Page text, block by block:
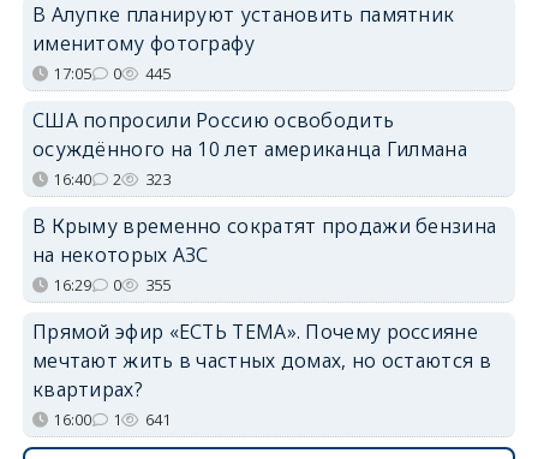
В Алупке планируют установить памятник
именитому фотографу
17:05 0 445
США попросили Россию освободить
осуждённого на 10 лет американца Гилмана
16:40 2 323
В Крыму временно сократят продажи бензина
на некоторых АЗС
16:29 0 355
Прямой эфир «ЕСТЬ ТЕМА». Почему россияне
мечтают жить в частных домах, но остаются в
квартирах?
16:00 1 641